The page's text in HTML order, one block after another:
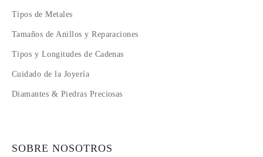
Tipos de Metales
Tamaños de Anillos y Reparaciones
Tipos y Longitudes de Cadenas
Cuidado de la Joyería
Diamantes & Piedras Preciosas
SOBRE NOSOTROS